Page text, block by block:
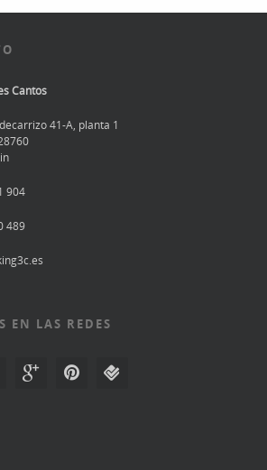
Cantos
41-A, planta 1
904
489
EN LAS REDES